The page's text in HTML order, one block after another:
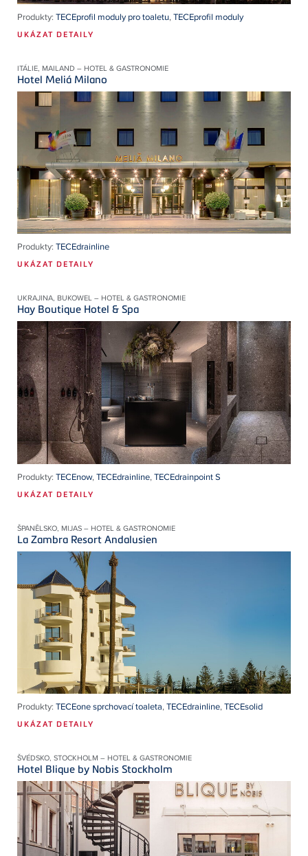
Produkty: TECEprofil moduly pro toaletu,TECEprofil moduly
UKÁZAT DETAILY
ITÁLIE, MAILAND – HOTEL & GASTRONOMIE
Hotel Meliá Milano
Produkty: TECEdrainline
UKÁZAT DETAILY
UKRAJINA, BUKOWEL – HOTEL & GASTRONOMIE
Hay Boutique Hotel & Spa
Produkty: TECEnow,TECEdrainline,TECEdrainpoint S
UKÁZAT DETAILY
ŠPANĚLSKO, MIJAS – HOTEL & GASTRONOMIE
La Zambra Resort Andalusien
Produkty: TECEone sprchovací toaleta,TECEdrainline,TECEsolid
UKÁZAT DETAILY
ŠVÉDSKO, STOCKHOLM – HOTEL & GASTRONOMIE
Hotel Blique by Nobis Stockholm